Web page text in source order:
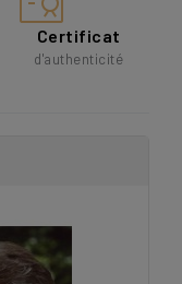
Certificat
d'authenticité